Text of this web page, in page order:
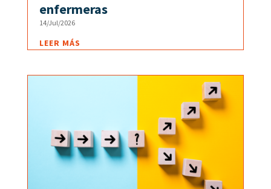
enfermeras
14/Jul/2026
LEER MÁS